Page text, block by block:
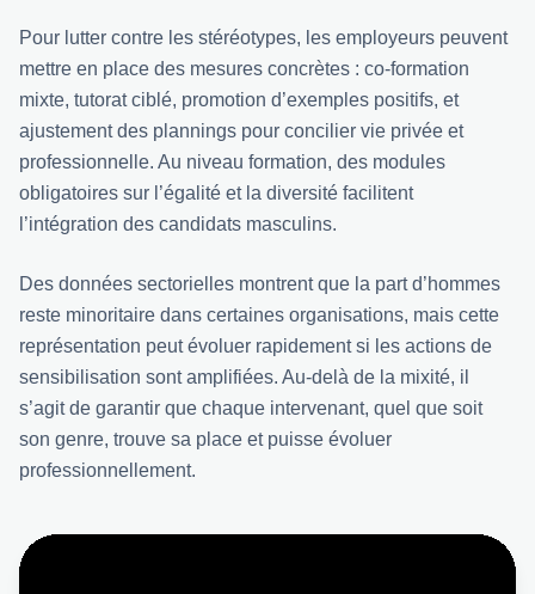
Pour lutter contre les stéréotypes, les employeurs peuvent
mettre en place des mesures concrètes : co-formation
mixte, tutorat ciblé, promotion d’exemples positifs, et
ajustement des plannings pour concilier vie privée et
professionnelle. Au niveau formation, des modules
obligatoires sur l’égalité et la diversité facilitent
l’intégration des candidats masculins.
Des données sectorielles montrent que la part d’hommes
reste minoritaire dans certaines organisations, mais cette
représentation peut évoluer rapidement si les actions de
sensibilisation sont amplifiées. Au-delà de la mixité, il
s’agit de garantir que chaque intervenant, quel que soit
son genre, trouve sa place et puisse évoluer
professionnellement.